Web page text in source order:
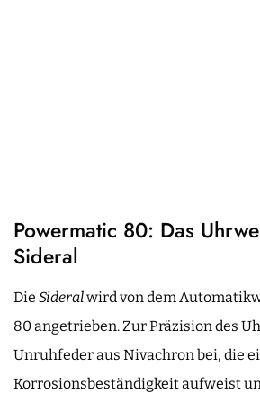
Powermatic 80: Das
Sideral
Die Sideralwird von dem
80 angetrieben. Zur Präzision des
Unruhfeder aus Nivachron bei, die
Korrosionsbeständigkeit aufweist